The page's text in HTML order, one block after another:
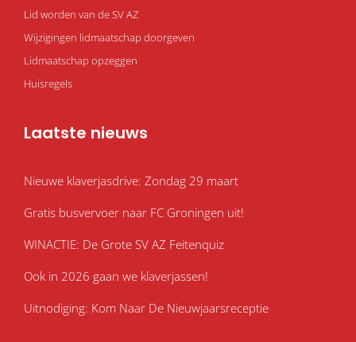
Lid worden van de SV AZ
Wijzigingen lidmaatschap doorgeven
Lidmaatschap opzeggen
Huisregels
Laatste nieuws
Nieuwe klaverjasdrive: Zondag 29 maart
Gratis busvervoer naar FC Groningen uit!
WINACTIE: De Grote SV AZ Feitenquiz
Ook in 2026 gaan we klaverjassen!
Uitnodiging: Kom Naar De Nieuwjaarsreceptie